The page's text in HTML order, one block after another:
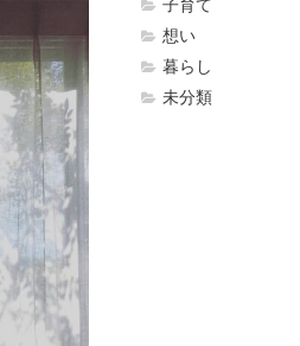
子育て
想い
暮らし
未分類